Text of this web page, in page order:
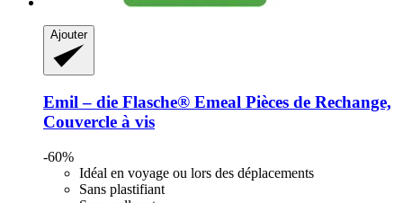
Ajouter
Emil – die Flasche® Emeal Pièces de Rechange,
Couvercle à vis
-60%
Idéal en voyage ou lors des déplacements
Sans plastifiant